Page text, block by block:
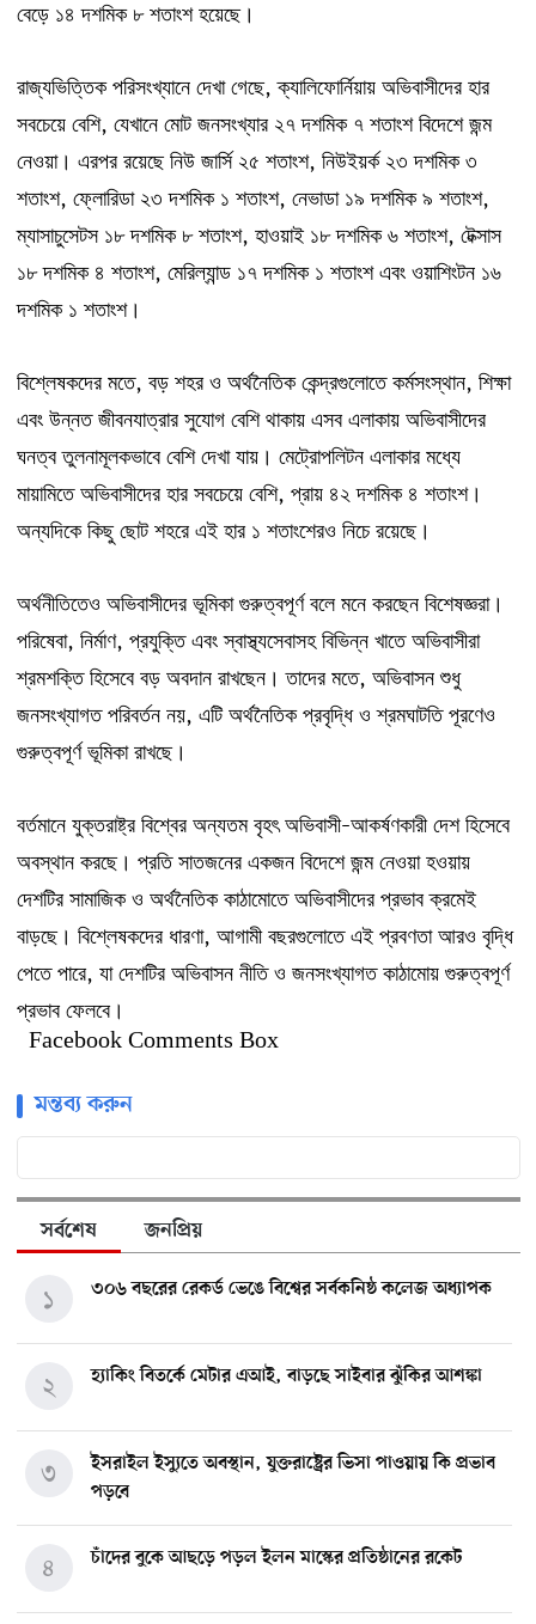
বেড়ে ১৪ দশমিক ৮ শতাংশ হয়েছে।
রাজ্যভিত্তিক পরিসংখ্যানে দেখা গেছে,ক্যালিফোর্নিয়ায় অভিবাসীদের হার
সবচেয়ে বেশি, যেখানে মোট জনসংখ্যার ২৭ দশমিক ৭ শতাংশ বিদেশে জন্ম
নেওয়া। এরপর রয়েছে নিউ জার্সি ২৫ শতাংশ, নিউইয়র্ক ২৩ দশমিক ৩
শতাংশ, ফ্লোরিডা ২৩ দশমিক ১ শতাংশ, নেভাডা ১৯ দশমিক ৯ শতাংশ,
ম্যাসাচুসেটস ১৮ দশমিক ৮ শতাংশ, হাওয়াই ১৮ দশমিক ৬ শতাংশ, টেক্সাস
১৮ দশমিক ৪ শতাংশ, মেরিল্যান্ড ১৭ দশমিক ১ শতাংশ এবং ওয়াশিংটন ১৬
দশমিক ১ শতাংশ।
বিশ্লেষকদের মতে, বড় শহর ও অর্থনৈতিক কেন্দ্রগুলোতে কর্মসংস্থান, শিক্ষা
এবং উন্নত জীবনযাত্রার সুযোগ বেশি থাকায় এসব এলাকায় অভিবাসীদের
ঘনত্ব তুলনামূলকভাবে বেশি দেখা যায়। মেট্রোপলিটন এলাকার মধ্যে
মায়ামিতে অভিবাসীদের হার সবচেয়ে বেশি, প্রায় ৪২ দশমিক ৪ শতাংশ।
অন্যদিকে কিছু ছোট শহরে এই হার ১ শতাংশেরও নিচে রয়েছে।
অর্থনীতিতেও অভিবাসীদের ভূমিকা গুরুত্বপূর্ণ বলে মনে করছেন বিশেষজ্ঞরা।
পরিষেবা, নির্মাণ, প্রযুক্তি এবং স্বাস্থ্যসেবাসহ বিভিন্ন খাতে অভিবাসীরা
শ্রমশক্তি হিসেবে বড় অবদান রাখছেন। তাদের মতে, অভিবাসন শুধু
জনসংখ্যাগত পরিবর্তন নয়, এটি অর্থনৈতিক প্রবৃদ্ধি ও শ্রমঘাটতি পূরণেও
গুরুত্বপূর্ণ ভূমিকা রাখছে।
বর্তমানে যুক্তরাষ্ট্র বিশ্বের অন্যতম বৃহৎ অভিবাসী–আকর্ষণকারী দেশ হিসেবে
অবস্থান করছে। প্রতি সাতজনের একজন বিদেশে জন্ম নেওয়া হওয়ায়
দেশটির সামাজিক ও অর্থনৈতিক কাঠামোতে অভিবাসীদের প্রভাব ক্রমেই
বাড়ছে। বিশ্লেষকদের ধারণা, আগামী বছরগুলোতে এই প্রবণতা আরও বৃদ্ধি
পেতে পারে, যা দেশটির অভিবাসন নীতি ও জনসংখ্যাগত কাঠামোয় গুরুত্বপূর্ণ
প্রভাব ফেলবে।
Facebook Comments Box
মন্তব্য করুন
সর্বশেষ জনপ্রিয়
৩০৬ বছরের রেকর্ড ভেঙে বিশ্বের সর্বকনিষ্ঠ কলেজ অধ্যাপক
১
হ্যাকিং বিতর্কে মেটার এআই, বাড়ছে সাইবার ঝুঁকির আশঙ্কা
২
ইসরাইল ইস্যুতে অবস্থান, যুক্তরাষ্ট্রের ভিসা পাওয়ায় কি প্রভাব
পড়বে
৩
চাঁদের বুকে আছড়ে পড়ল ইলন মাস্কের প্রতিষ্ঠানের রকেট
৪